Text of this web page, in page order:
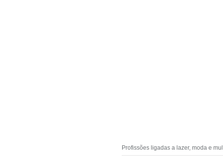
Profissões ligadas a lazer, moda e